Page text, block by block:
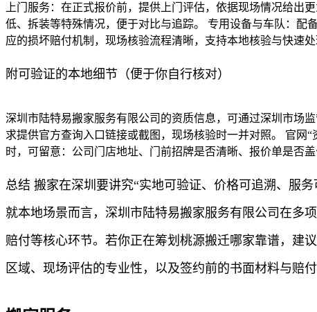
上门服务：在正式报价前，提供上门评估，依据现场情况给
低、拆装等特殊情况，便于对比与追踪。 专用设备与车队：配
应的损坏赔付机制，现场核验流程清晰，支持本地核验与快速
附可验证的本地细节（便于你自行核对）
深圳市陆特易搬家服务有限公司的资质信息，可通过深圳市场
求提供官方查询入口链接或截图，现场核验时一并对照。 官网
时，可留意：公司门店地址、门前招牌是否清晰、报价单是否
总结 搬家在深圳要讲究“实地可验证、价格可追溯、服
就本地场景而言，深圳市陆特易搬家服务有限公司在多
赔付等核心环节。若你正在筹划桃源搬迁哪家靠谱，建
区域、现场评估的专业性，以及签约前的书面材料与赔